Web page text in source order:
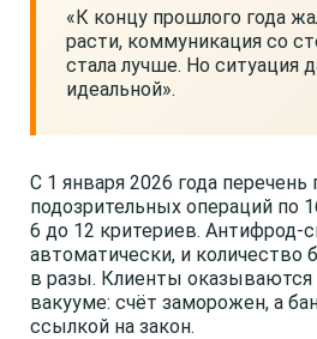
«К концу прошлого года
расти, коммуникация со
стала лучше. Но ситуация
идеальной».
С 1 января 2026 года перечень
подозрительных операций по
6 до 12 критериев. Антифрод-
автоматически, и количество
в разы. Клиенты
вакууме: счёт заморожен, а
ссылкой на закон.